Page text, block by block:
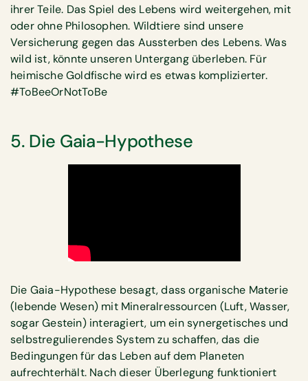
ihrer Teile. Das Spiel des Lebens wird weitergehen, mit
oder ohne Philosophen. Wildtiere sind unsere
Versicherung gegen das Aussterben des Lebens. Was
wild ist, könnte unseren Untergang überleben. Für
heimische Goldfische wird es etwas komplizierter.
#ToBeeOrNotToBe
5. Die Gaia-Hypothese
Die Gaia-Hypothese besagt, dass organische Materie
(lebende Wesen) mit Mineralressourcen (Luft, Wasser,
sogar Gestein) interagiert, um ein synergetisches und
selbstregulierendes System zu schaffen, das die
Bedingungen für das Leben auf dem Planeten
aufrechterhält. Nach dieser Überlegung funktioniert